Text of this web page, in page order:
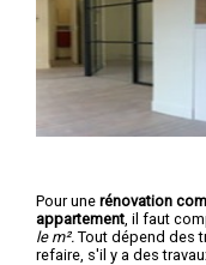
Pour une rénovation
appartement , il faut
le m². Tout dépend des
refaire, s'il y a des